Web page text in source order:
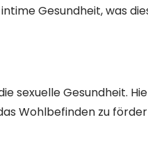
Gesundheit, was
sexuelle Gesundheit.
Wohlbefinden zu